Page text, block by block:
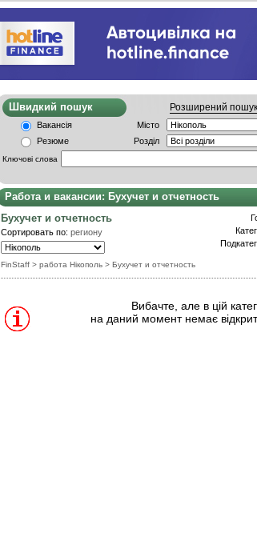
Швидкий пошук Розширений
Вакансія
Місто
Резюме
Розділ
Ключові слова
Работа и вакансии: Бухучет и отчетность
Бухучет и отчетность
Сортировать по: региону
FinStaff > работа Нікополь > Бухучет и отчетность
Вибачте, але в цій
на даний момент немає